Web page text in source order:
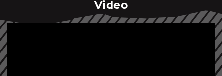
Video